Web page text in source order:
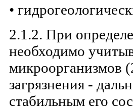
•
2.1.2. При
необходимо
микроорганизмов
загрязнения -
стабильным его